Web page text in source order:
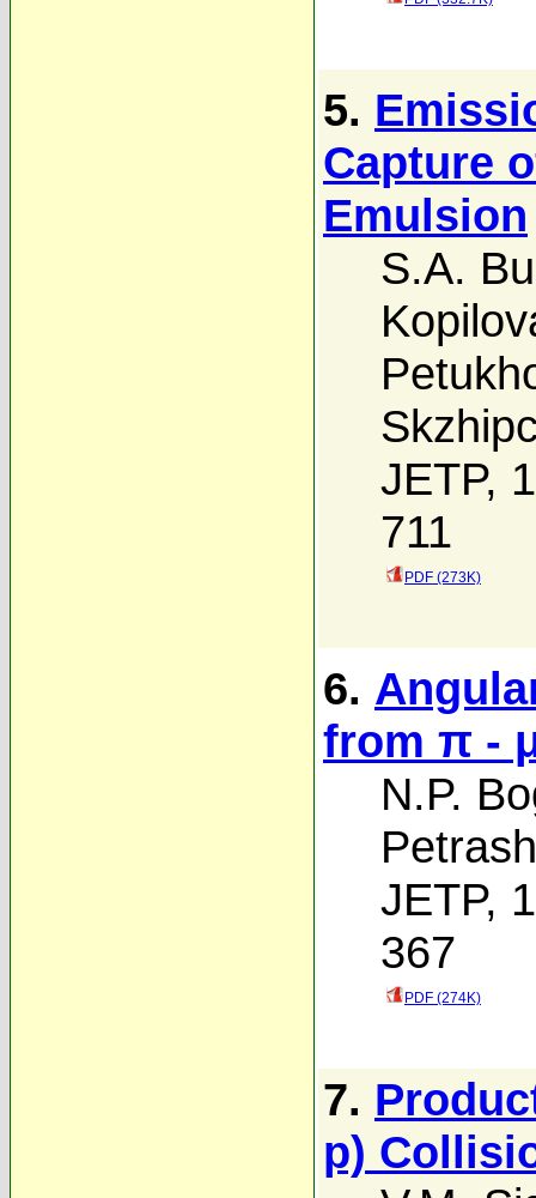
5.
Capture
Emulsion
S.A.
JETP,
711
PDF (273K)
6.
from π -
N.P.
JETP,
367
PDF (274K)
7.
p)